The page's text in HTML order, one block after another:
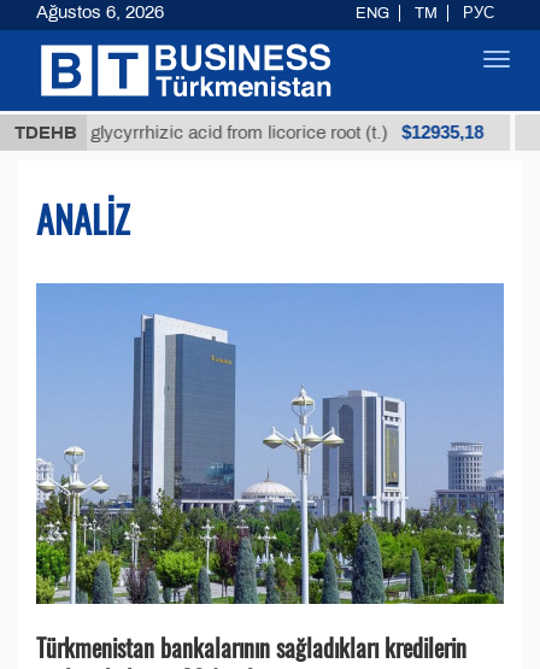
TDEHB
glycyrrhizic acid from licorice root (t.) $12935,18 Low-
ANALIZ
Türkmenistan bankalarının sağladıkları kredilerin
Ağustos 6, 2026 ENG TM РУС